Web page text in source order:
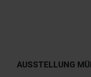
AUSSTELLUNG